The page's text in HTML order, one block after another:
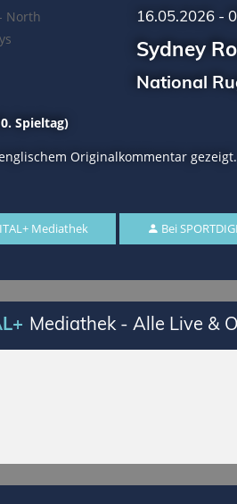
16.05.2026 -
Sydney
National
Spieltag)
Originalkommentar gezeigt.
Mediathek Bei
Mediathek - Alle Live &